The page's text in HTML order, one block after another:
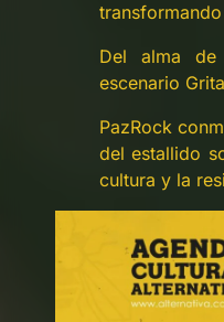
Del alma de
escenario Grita
PazRock
del estallido
cultura y la